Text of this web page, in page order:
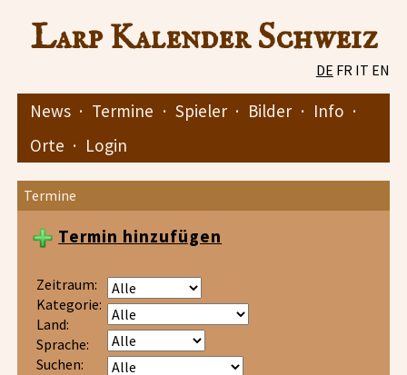
Larp Kalender Schweiz
DE FR IT EN
News · Termine · Spieler · Bilder · Info ·
Orte · Login
Termine
Termin hinzufügen
Zeitraum:
Kategorie:
Land:
Sprache:
Suchen: